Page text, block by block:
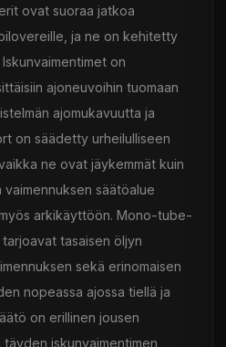
ovat suoraa jatkoa
ja ne on kehitetty
on
ajoneuvoihin tuomaan
ajomukavuutta ja
on säädetty urheilulliseen
ne ovat jäykemmät kuin
säätöalue
arkikäyttöön. Mono-tube-
tasaisen öljyn
sekä erinomaisen
nopeassa ajossa tiellä ja
on erillinen jousen
iskunvaimentimen